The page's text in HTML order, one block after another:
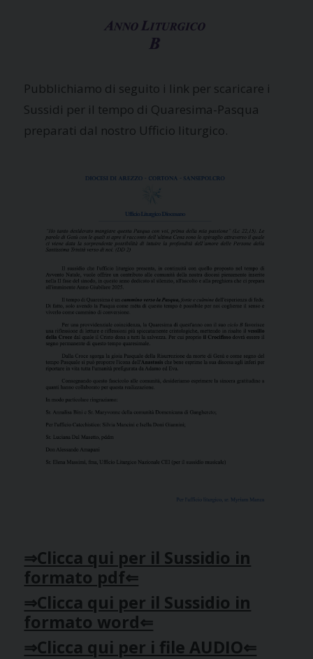
Pubblichiamo di seguito i link per scaricare i
Sussidi per il tempo di Quaresima-Pasqua
preparati dal nostro Ufficio liturgico.
⇒Clicca qui per il Sussidio in
formato pdf⇐
⇒Clicca qui per il Sussidio in
formato word⇐
⇒Clicca qui per i file AUDIO⇐